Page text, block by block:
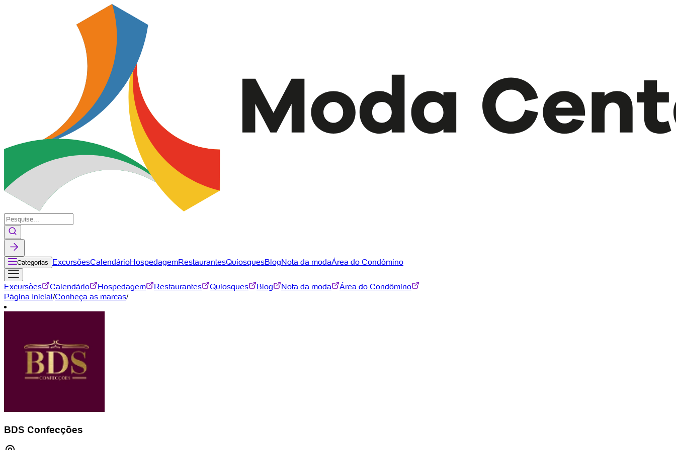
Categorias ExcursõesCalendárioHospedagemRestaurantesQuiosquesBlogNota da modaÁrea do Condômino
Excursões Calendário Hospedagem Restaurantes Quiosques Blog Nota da moda
Área do Condômino
Página Inicial/Conheça as marcas/
BDS Confecções